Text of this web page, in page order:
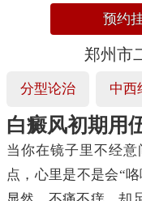
预约
郑州市
分型论治 中西
白癜风初期用
当你在镜子里不经
点，心里是不是会“